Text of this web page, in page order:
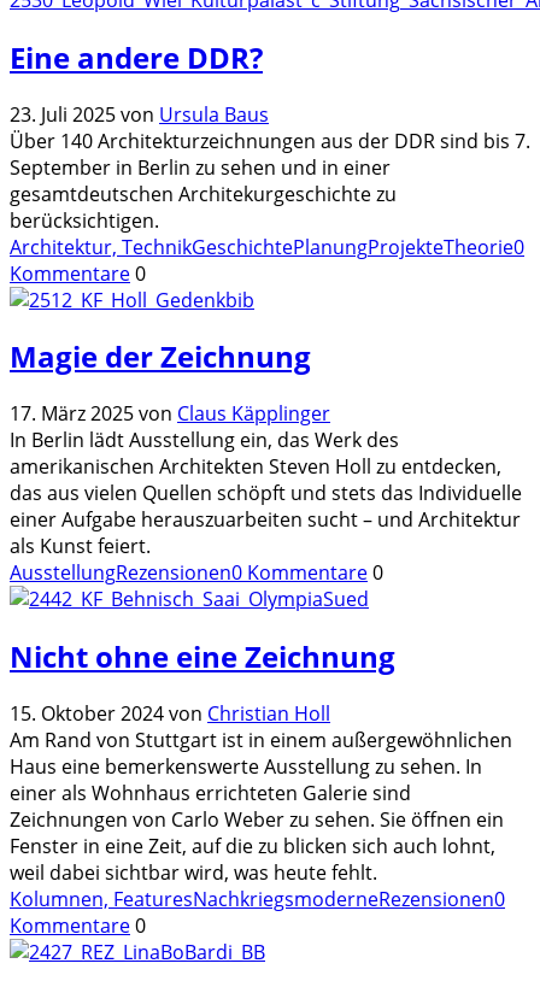
Eine andere DDR?
23. Juli 2025von Ursula Baus
Über 140 Architekturzeichnungen aus der DDR sind bis 7.
September in Berlin zu sehen und in einer
gesamtdeutschen Architekurgeschichte zu
berücksichtigen.
Architektur, TechnikGeschichtePlanungProjekteTheorie0
Kommentare0
Magie der Zeichnung
17. März 2025von Claus Käpplinger
In Berlin lädt Ausstellung ein, das Werk des
amerikanischen Architekten Steven Holl zu entdecken,
das aus vielen Quellen schöpft und stets das Individuelle
einer Aufgabe herauszuarbeiten sucht – und Architektur
als Kunst feiert.
AusstellungRezensionen0 Kommentare0
Nicht ohne eine Zeichnung
15. Oktober 2024von Christian Holl
Am Rand von Stuttgart ist in einem außergewöhnlichen
Haus eine bemerkenswerte Ausstellung zu sehen. In
einer als Wohnhaus errichteten Galerie sind
Zeichnungen von Carlo Weber zu sehen. Sie öffnen ein
Fenster in eine Zeit, auf die zu blicken sich auch lohnt,
weil dabei sichtbar wird, was heute fehlt.
Kolumnen, FeaturesNachkriegsmoderneRezensionen0
Kommentare0